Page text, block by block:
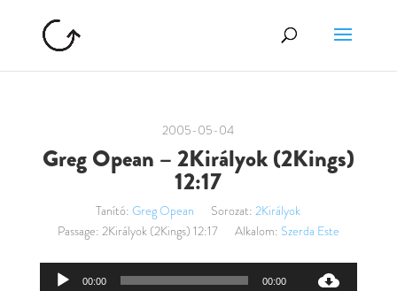
2005-05-04
Greg Opean – 2Királyok (2Kings)
12:17
Tanító: Greg Opean Sorozat: 2Királyok
Passage: 2Királyok (2Kings) 12:17 Alkalom: Szerda Este
Audió
00:00 00:00